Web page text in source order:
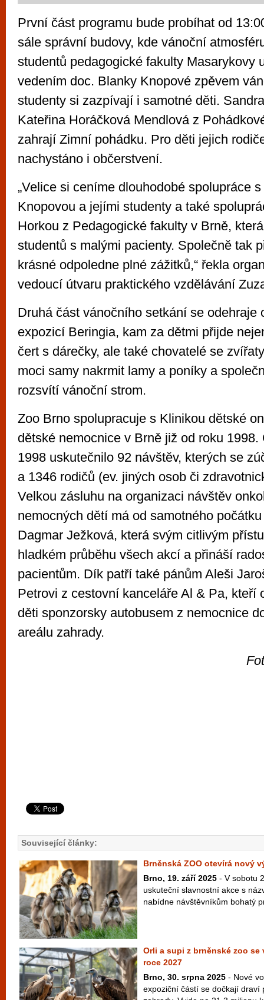
První část programu bude probíhat od
sále správní budovy, kde vánoční
studentů pedagogické fakulty Masarykovy
vedením doc. Blanky Knopové zpěvem
studenty si zazpívají i samotné děti.
Kateřina Horáčková Mendlová z
zahrají Zimní pohádku. Pro děti jejich
nachystáno i občerstvení.
„Velice si ceníme dlouhodobé spolupráce
Knopovou a jejími studenty a také
Horkou z Pedagogické fakulty v Brně,
studentů s malými pacienty. Společně tak
krásné odpoledne plné zážitků,“ řekla
vedoucí útvaru praktického vzdělávání
Druhá část vánočního setkání se odehraje
expozicí Beringia, kam za dětmi přijde
čert s dárečky, ale také chovatelé se
moci samy nakrmit lamy a poníky a
rozsvítí vánoční strom.
Zoo Brno spolupracuje s Klinikou dětské
dětské nemocnice v Brně již od roku 1998.
1998 uskutečnilo 92 návštěv, kterých se
a 1346 rodičů (ev. jiných osob či
Velkou zásluhu na organizaci návštěv
nemocných dětí má od samotného
Dagmar Ježková, která svým citlivým
hladkém průběhu všech akcí a přináší
pacientům. Dík patří také pánům Aleši
Petrovi z cestovní kanceláře Al & Pa, kteří
děti sponzorsky autobusem z nemocnice
areálu zahrady.
Související články:
Brněnská ZOO otevírá nový
Brno, 19. září 2025 - V sobotu
uskuteční slavnostní akce s
nabídne návštěvníkům bohatý
Orli a supi z brněnské zoo
roce 2027
Brno, 30. srpna 2025 - Nové
expoziční částí se dočkají draví